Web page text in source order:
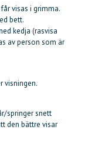
visas i grimma.
bett.
kedja (rasvisa
av person som är
visningen.
springer snett
den bättre visar